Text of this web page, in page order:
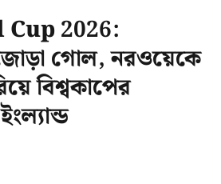
2026:
জোড়া গোল, নরওয়েকে
বিশ্বকাপের